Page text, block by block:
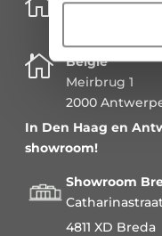
Schenkkade

België
Meirbrug 1
2000
In Den Haag en
showroom!
Showroom
4811 XD Breda